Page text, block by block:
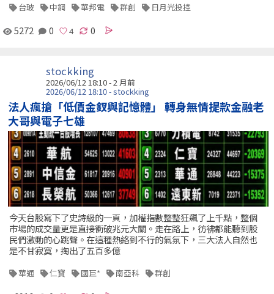
台玻 中鋼 華邦電 群創 日月光投控
5272 0 0
stockking
2026/06/12 18:10 - 2 月前
2026/06/12 18:10 - stockking
法人瘋搶「低價金釵與記憶體」 轉身無情提款金融老
大哥與電子七雄
今天台股寫下了史詩級的一頁，加權指數整整狂飆了上千點，整個
市場的成交量更是直接衝破兆元大關。走在路上，彷彿都能聽到股
民們激動的心跳聲。在這種熱絡到不行的氣氛下，三大法人自然也
是不甘寂寞，掏出了五百多億
華通 仁寶 國巨* 南亞科 群創